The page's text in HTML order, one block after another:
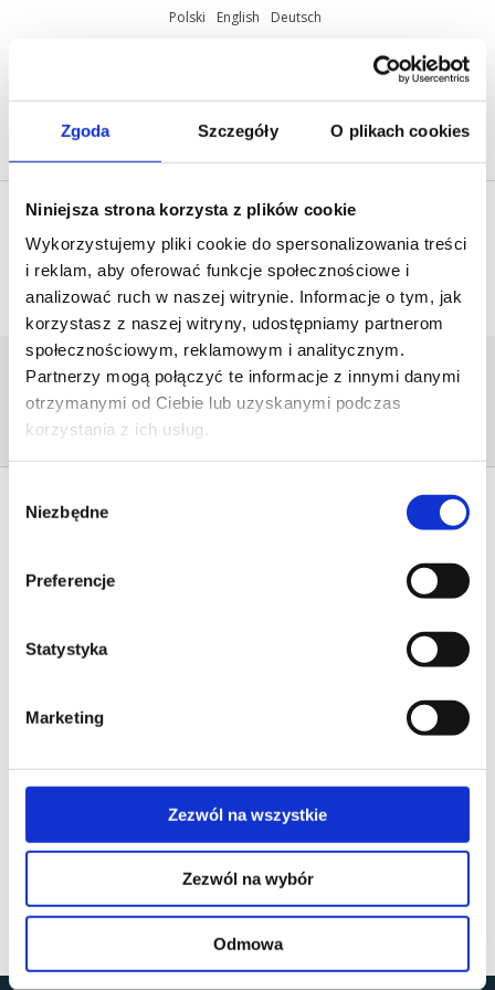
Zgoda Szczegóły O plikach cookies
Niniejsza strona korzysta z plików cookie
Wykorzystujemy pliki cookie do spersonalizowania treści
i reklam, aby oferować funkcje społecznościowe i
analizować ruch w naszej witrynie. Informacje o tym, jak
korzystasz z naszej witryny, udostępniamy partnerom
społecznościowym, reklamowym i analitycznym.
Partnerzy mogą połączyć te informacje z innymi danymi
otrzymanymi od Ciebie lub uzyskanymi podczas
korzystania z ich usług.
zgody
Niezbędne
Preferencje
Statystyka
Marketing
Zezwól na wszystkie
Zezwól na wybór
Odmowa
Polski English Deutsch
info@mobilus.pl
ULOTKA_EP_STRONA_2
Home /[:pl]Materiały
marketingowe[:en]Marketing
materials[:de]Marketing-Materialien[:]
ulotka_EP_Strona_2